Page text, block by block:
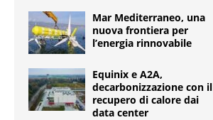
Mar Mediterraneo, una
nuova frontiera per
l’energia rinnovabile
Equinix e A2A,
decarbonizzazione con il
recupero di calore dai
data center